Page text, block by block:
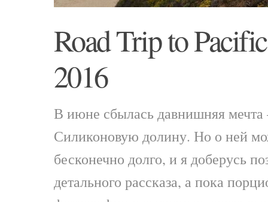
Road Trip to
2016
В июне сбылась давнишняя мечта
Силиконовую долину. Но о ней
бесконечно долго, и я доберусь
детального рассказа, а пока